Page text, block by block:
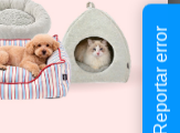
Cantidad:
+ Reportar error